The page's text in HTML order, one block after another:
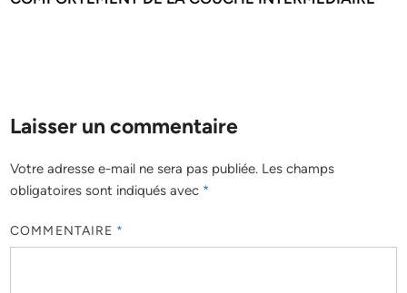
Laisser un commentaire
Votre adresse e-mail ne sera pas publiée. Les champs
obligatoires sont indiqués avec *
COMMENTAIRE *